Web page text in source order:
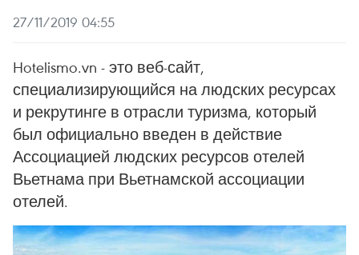
27/11/2019 04:55
Hotelismo.vn - это веб-сайт,
специализирующийся на людских ресурсах
и рекрутинге в отрасли туризма, который
был официально введен в действие
Ассоциацией людских ресурсов отелей
Вьетнама при Вьетнамской ассоциации
отелей.